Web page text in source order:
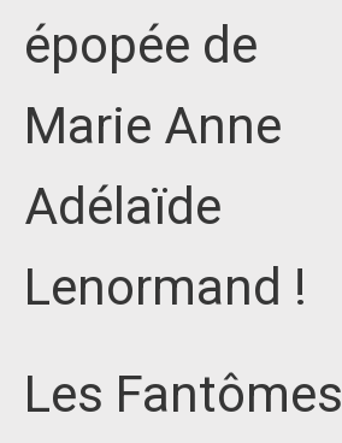
épopée de
Marie Anne
Adélaïde
Lenormand !
Les Fantômes